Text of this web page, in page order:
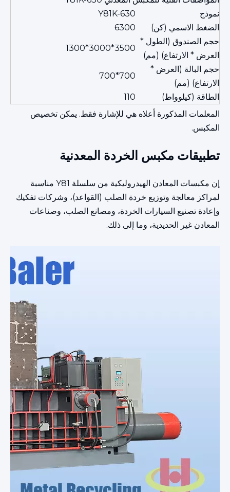
نموذج
Y81K-630
الضغط الاسمي (كن)
6300
حجم الصندوق (الطول *
العرض * الارتفاع) (مم)
3500*3000*1300
حجم البالة (العرض *
الارتفاع) (مم)
700*700
الطاقة (كيلوواط)
110
المعلمات المذكورة أعلاه هي للإشارة فقط. يمكن تخصيص
المكبس.
تطبيقات مكبس الخردة المعدنية
إن مكبسات المعادن الهيدروليكية من سلسلة Y81 مناسبة
لمراكز معالجة وتوزيع خردة الصلب (القواعد)، وشركات تفكيك
وإعادة تصنيع السيارات الخردة، ومصانع الصلب، وصناعات
المعادن غير الحديدية، وما إلى ذلك.